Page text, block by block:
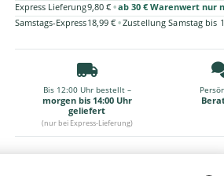
Express Lieferung9,80 € •ab 30 € Warenwert nur
Samstags-Express18,99 € •Zustellung Samstag bis
Bis 12:00 Uhr bestellt –
morgen bis 14:00 Uhr
geliefert
(nur bei Express-Lieferung)